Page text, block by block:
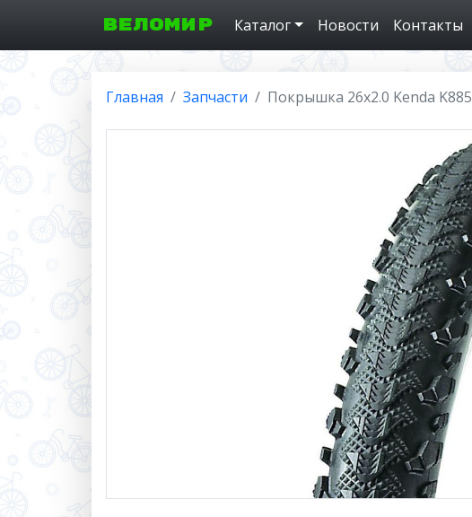
ВЕЛОМИР Каталог Новости Контакты
Главная Запчасти Покрышка 26x2.0 Kenda K885